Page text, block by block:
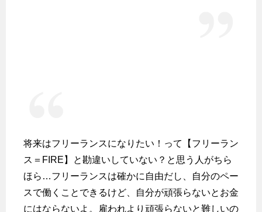
将来はフリーランスになりたい！って【フリーラン
ス＝FIRE】と勘違いしていない？と思う人がちら
ほら…フリーランスは確かに自由だし、自分のペー
スで働くことできるけど、自分が頑張らないとお金
にはならないよ。雇われより頑張らないと難しいの